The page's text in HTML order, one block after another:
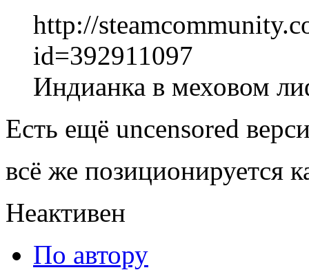
http://
id=392911097
Индианка в меховом
Есть ещё uncensored
всё же позиционируется
Неактивен
По автору